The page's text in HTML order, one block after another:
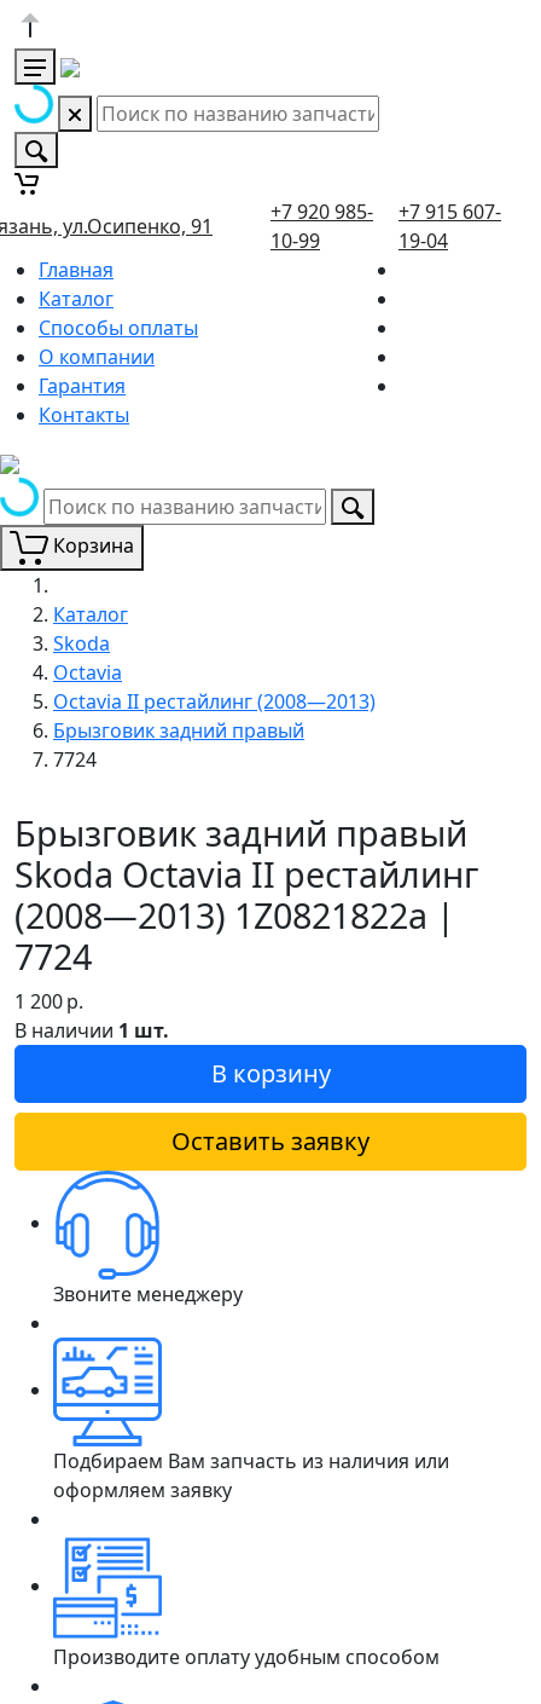
ул.Осипенко, 91
+7 920 985-
10-99
+7 915 607-
19-04
Главная
Каталог
Способы оплаты
О компании
Гарантия
Контакты
Корзина
Каталог
Skoda
Octavia
Octavia II рестайлинг (2008—2013)
Брызговик задний правый
7724
Брызговик задний правый
Skoda Octavia II рестайлинг
(2008—2013) 1Z0821822a |
7724
1 200р.
В наличии 1 шт.
В корзину
Оставить заявку
Звоните менеджеру
Подбираем Вам запчасть из наличия или
оформляем заявку
Производите оплату удобным способом